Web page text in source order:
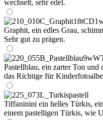
wechselt, sehr edel.
Graphit, ein edles Grau,
Sehr gut zu prägen.
Pastellblau, ein zarter Ton und
das Richtige für
Tiffaninini ein helles Türkis,
einem pastelligen Türkis, wie